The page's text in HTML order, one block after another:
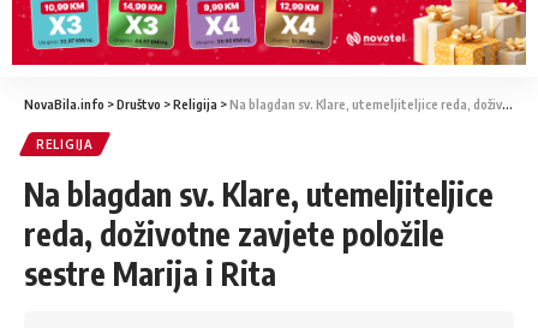
NovaBila.info >Društvo >Religija >Na blagdan sv. Klare, utemeljiteljice reda, doživotne zavjete položile sestre Marija i Rita
RELIGIJA
Na blagdan sv. Klare, utemeljiteljice
reda, doživotne zavjete položile
sestre Marija i Rita